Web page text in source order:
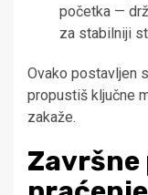
početka —
za stabilniji
Ovako postavljen
propustiš ključne
zakaže.
Završne